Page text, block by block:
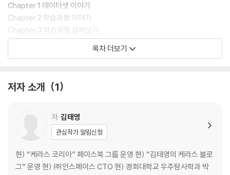
Chapter 1 데이터셋 이야기
Chapter 2 학습과정 이야기
Chapter 3 학습과정 살펴보기
Chapter 4 학습 조기종료 시키기
Part 3 레이어 개념잡기
Chapter 2 다층 퍼셉트론 신경망 모델 만들어보기
Chapter 3 컨볼루션 신경망 레이어 이야기
Chapter 4 컨볼루션 신경망 모델 만들어보기
Chapter 5 컨볼루션 신경망 모델을 위한 데이터 부풀리기
Chapter 6 순환 신경망 레이어 이야기
목차 더보기
저자 소개 1
저 김태영
관심작가 알림신청
현) “케라스 코리아” 페이스북 그룹 운영 현) “김태영의 케라스 블로
그” 운영 현) ㈜인스페이스 CTO 현) 경희대학교 우주탐사학과 박